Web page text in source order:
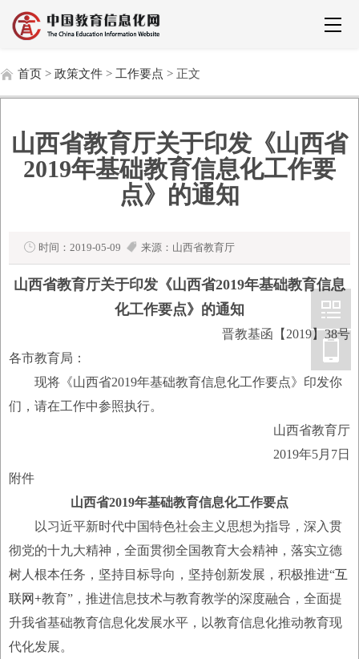
首页 > 政策文件 > 工作要点 > 正文
山西省教育厅关于印发《山西省
2019年基础教育信息化工作要
点》的通知
时间：2019-05-09 来源：山西省教育厅
山西省教育厅关于印发《山西省2019年基础教育信息
化工作要点》的通知
晋教基函【2019】38号
各市教育局：
现将《山西省2019年基础教育信息化工作要点》印发你
们，请在工作中参照执行。
山西省教育厅
2019年5月7日
附件
山西省2019年基础教育信息化工作要点
以习近平新时代中国特色社会主义思想为指导，深入贯
彻党的十九大精神，全面贯彻全国教育大会精神，落实立德
树人根本任务，坚持目标导向，坚持创新发展，积极推进“互
联网+教育”，推进信息技术与教育教学的深度融合，全面提
升我省基础教育信息化发展水平，以教育信息化推动教育现
代化发展。